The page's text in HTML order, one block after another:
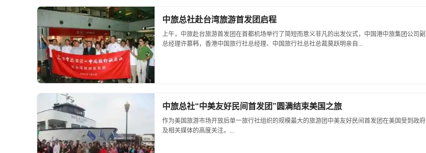
中旅总社赴台湾旅游首发团启程
上午，中旅赴台旅游首发团在首都机场举行了简短而意义非凡的出发仪式，中国港中旅集团公司副
总经理许慕韩，香港中国旅行社总经理、中国旅行社总社总裁莫跃明亲自...
中旅总社“中美友好民间首发团”圆满结束美国之旅
作为美国旅游市场开放后单一旅行社组织的规模最大的旅游团中美友好民间首发团在美国受到政府
及相关媒体的高度关注。...